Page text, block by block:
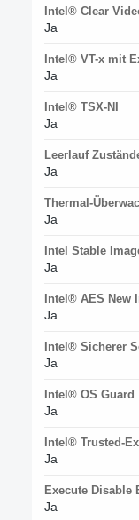
Intel® Clear
Ja
Intel® VT-x mit
Ja
Intel® TSX-NI
Ja
Leerlauf
Ja
Thermal-
Ja
Intel Stable
Ja
Intel® AES New
Ja
Intel® Sicherer
Ja
Intel® OS Guard
Ja
Intel® Trusted-
Ja
Execute Disable
Ja